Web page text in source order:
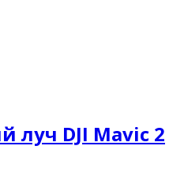
луч DJI Mavic 2